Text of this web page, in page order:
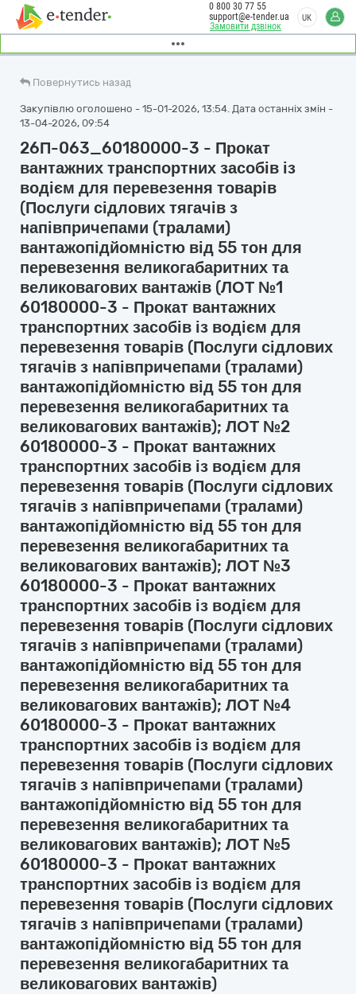
Замовити дзвінок
0 800 30 77 55
support@e-tender.ua
UK
Повернутись назад
Закупівлю оголошено - 15-01-2026, 13:54. Дата останніх змін -
13-04-2026, 09:54
26П-063_60180000-3 - Прокат
вантажних транспортних засобів із
водієм для перевезення товарів
(Послуги сідлових тягачів з
напівпричепами (тралами)
вантажопідйомністю від 55 тон для
перевезення великогабаритних та
великовагових вантажів (ЛОТ №1
60180000-3 - Прокат вантажних
транспортних засобів із водієм для
перевезення товарів (Послуги сідлових
тягачів з напівпричепами (тралами)
вантажопідйомністю від 55 тон для
перевезення великогабаритних та
великовагових вантажів); ЛОТ №2
60180000-3 - Прокат вантажних
транспортних засобів із водієм для
перевезення товарів (Послуги сідлових
тягачів з напівпричепами (тралами)
вантажопідйомністю від 55 тон для
перевезення великогабаритних та
великовагових вантажів); ЛОТ №3
60180000-3 - Прокат вантажних
транспортних засобів із водієм для
перевезення товарів (Послуги сідлових
тягачів з напівпричепами (тралами)
вантажопідйомністю від 55 тон для
перевезення великогабаритних та
великовагових вантажів); ЛОТ №4
60180000-3 - Прокат вантажних
транспортних засобів із водієм для
перевезення товарів (Послуги сідлових
тягачів з напівпричепами (тралами)
вантажопідйомністю від 55 тон для
перевезення великогабаритних та
великовагових вантажів); ЛОТ №5
60180000-3 - Прокат вантажних
транспортних засобів із водієм для
перевезення товарів (Послуги сідлових
тягачів з напівпричепами (тралами)
вантажопідйомністю від 55 тон для
перевезення великогабаритних та
великовагових вантажів)